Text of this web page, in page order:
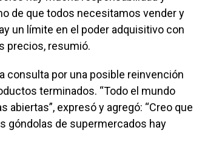
de que todos necesitamos vender y
un límite en el poder adquisitivo con
precios, resumió.
consulta por una posible reinvención
terminados. “Todo el mundo
expresó y agregó: “Creo que
góndolas de supermercados hay